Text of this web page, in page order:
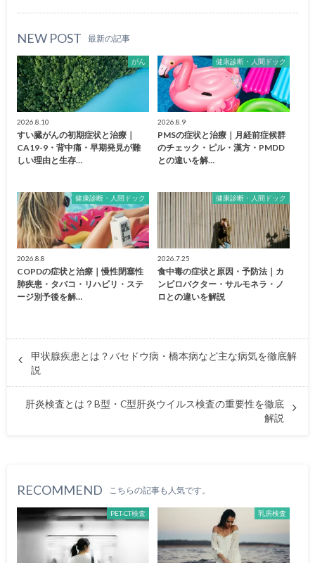
NEW POST 最新の記事
がん
2026.8.10
すい臓がんの初期症状と治療｜
CA19-9・背中痛・早期発見が難
しい理由と生存…
健康診断・人間ドック
2026.8.9
PMSの症状と治療｜月経前症候群
のチェック・ピル・漢方・PMDD
との違いを解…
健康診断・人間ドック
2026.8.8
COPDの症状と治療｜慢性閉塞性
肺疾患・タバコ・リハビリ・ステ
ージ別予後を解…
健康診断・人間ドック
2026.7.25
食中毒の症状と原因・予防法｜カ
ンピロバクター・サルモネラ・ノ
ロとの違いを解説
甲状腺疾患とは？バセドウ病・橋本病など主な病気を徹底解
説
肝炎検査とは？B型・C型肝炎ウイルス検査の重要性を徹底
解説
RECOMMEND こちらの記事も人気です。
PET-CT検査 乳房検査